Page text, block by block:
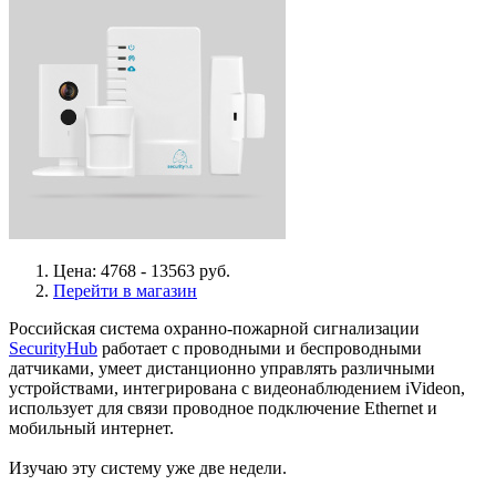
Цена: 4768 - 13563 руб.
Перейти в магазин
Российская система охранно-пожарной сигнализации
SecurityHub работает с проводными и беспроводными
датчиками, умеет дистанционно управлять различными
устройствами, интегрирована с видеонаблюдением iVideon,
использует для связи проводное подключение Ethernet и
мобильный интернет.
Изучаю эту систему уже две недели.